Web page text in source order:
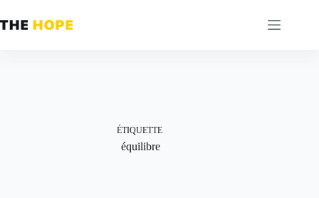
au
contenu
ÉTIQUETTE
équilibre